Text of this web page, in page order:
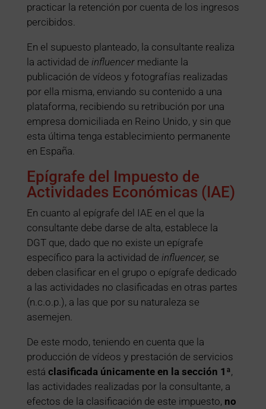
practicar la retención por cuenta de los ingresos
percibidos.
En el supuesto planteado, la consultante realiza
la actividad de influencer mediante la
publicación de vídeos y fotografías realizadas
por ella misma, enviando su contenido a una
plataforma, recibiendo su retribución por una
empresa domiciliada en Reino Unido, y sin que
esta última tenga establecimiento permanente
en España.
Epígrafe del Impuesto de
Actividades Económicas (IAE)
En cuanto al epígrafe del IAE en el que la
consultante debe darse de alta, establece la
DGT que, dado que no existe un epígrafe
específico para la actividad de influencer, se
deben clasificar en el grupo o epígrafe dedicado
a las actividades no clasificadas en otras partes
(n.c.o.p.), a las que por su naturaleza se
asemejen.
De este modo, teniendo en cuenta que la
producción de vídeos y prestación de servicios
está clasificada únicamente en la sección 1ª,
las actividades realizadas por la consultante, a
efectos de la clasificación de este impuesto, no